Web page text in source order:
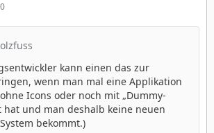
kann einen das zur
wenn man mal eine Applikation
Icons oder noch mit „Dummy-
hat und man deshalb keine neuen
bekommt.)